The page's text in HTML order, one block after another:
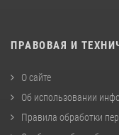
ПРАВОВАЯ И
О сайте
Об использовании
Правила обработки